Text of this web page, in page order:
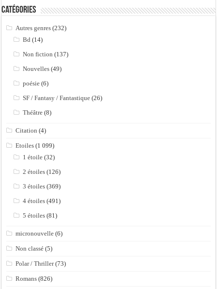
Catégories
Autres genres (232)
Bd (14)
Non fiction (137)
Nouvelles (49)
poésie (6)
SF / Fantasy / Fantastique (26)
Théâtre (8)
Citation (4)
Etoiles (1 099)
1 étoile (32)
2 étoiles (126)
3 étoiles (369)
4 étoiles (491)
5 étoiles (81)
micronouvelle (6)
Non classé (5)
Polar / Thriller(73)
Romans (826)